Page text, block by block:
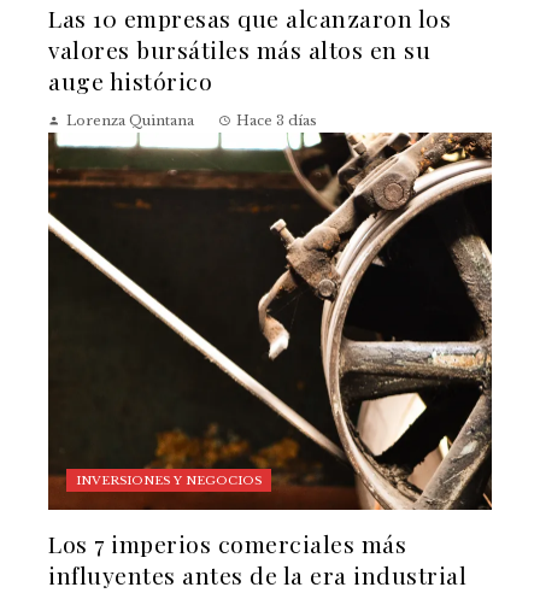
Las 10 empresas que alcanzaron los
valores bursátiles más altos en su
auge histórico
Lorenza Quintana Hace 3 días
INVERSIONES Y NEGOCIOS
Los 7 imperios comerciales más
influyentes antes de la era industrial